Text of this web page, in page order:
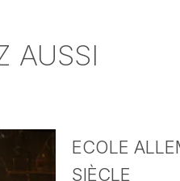
AUSSI
ECOLE
SIÈCLE